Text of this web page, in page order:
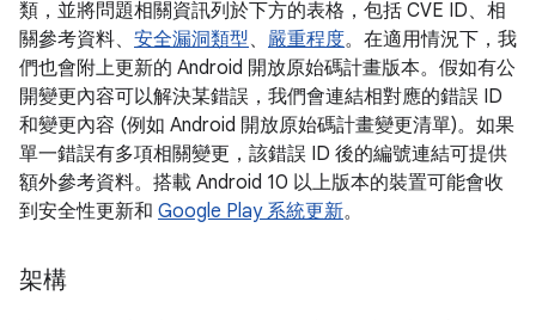
類，並將問題相關資訊列於下方的表格，包括 CVE ID、相
關參考資料、 安全漏洞類型、 嚴重程度。在適用情況下，我
們也會附上更新的 Android 開放原始碼計畫版本。假如有公
開變更內容可以解決某錯誤，我們會連結相對應的錯誤 ID
和變更內容 (例如 Android 開放原始碼計畫變更清單)。如果
單一錯誤有多項相關變更，該錯誤 ID 後的編號連結可提供
額外參考資料。搭載 Android 10 以上版本的裝置可能會收
到安全性更新和 Google Play 系統更新。
架構